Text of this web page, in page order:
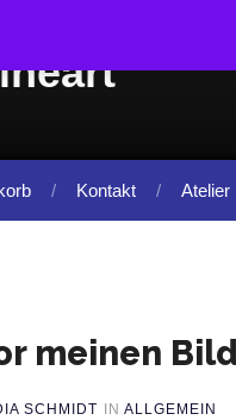
Kontakt Atelier
meinen
SCHMIDT IN ALLGEMEIN